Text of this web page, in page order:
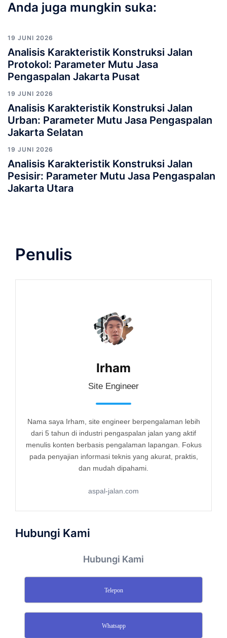
Anda juga mungkin suka:
19 JUNI 2026
Analisis Karakteristik Konstruksi Jalan
Protokol: Parameter Mutu Jasa
Pengaspalan Jakarta Pusat
19 JUNI 2026
Analisis Karakteristik Konstruksi Jalan
Urban: Parameter Mutu Jasa Pengaspalan
Jakarta Selatan
19 JUNI 2026
Analisis Karakteristik Konstruksi Jalan
Pesisir: Parameter Mutu Jasa Pengaspalan
Jakarta Utara
Penulis
Irham
Site Engineer
Nama saya Irham, site engineer berpengalaman lebih
dari 5 tahun di industri pengaspalan jalan yang aktif
menulis konten berbasis pengalaman lapangan. Fokus
pada penyajian informasi teknis yang akurat, praktis,
dan mudah dipahami.
aspal-jalan.com
Hubungi Kami
Hubungi Kami
Telepon
Whatsapp